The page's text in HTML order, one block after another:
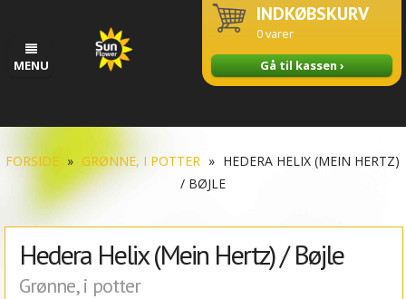
MENU
INDKØBSKURV
0varer
Gå til kassen ›
FORSIDE » GRØNNE, I POTTER » HEDERA HELIX (MEIN HERTZ)
/ BØJLE
Hedera Helix (Mein Hertz) / Bøjle
Grønne, i potter